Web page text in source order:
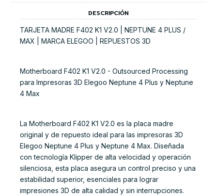
DESCRIPCIÓN
TARJETA MADRE F402 K1 V2.0 | NEPTUNE 4 PLUS /
MAX | MARCA ELEGOO | REPUESTOS 3D
Motherboard F402 K1 V2.0 - Outsourced Processing
para Impresoras 3D Elegoo Neptune 4 Plus y Neptune
4 Max
La Motherboard F402 K1 V2.0 es la placa madre
original y de repuesto ideal para las impresoras 3D
Elegoo Neptune 4 Plus y Neptune 4 Max. Diseñada
con tecnología Klipper de alta velocidad y operación
silenciosa, esta placa asegura un control preciso y una
estabilidad superior, esenciales para lograr
impresiones 3D de alta calidad y sin interrupciones.